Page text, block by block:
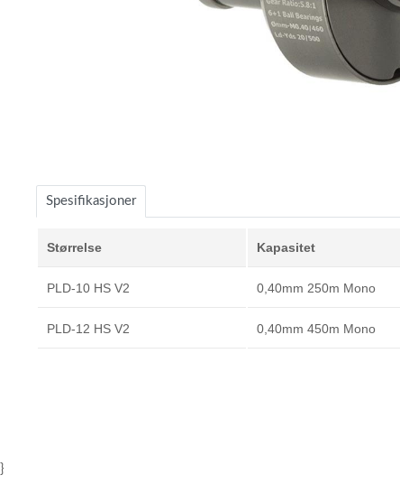
of
Spesifikasjoner
Størrelse Kapasitet
PLD-10 HS V2 0,40mm 250m Mono
PLD-12 HS V2 0,40mm 450m Mono
}